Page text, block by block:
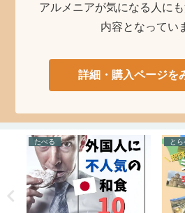
アルメニアが気になる人に
内容となってい
詳細・購入ページを
たべる と